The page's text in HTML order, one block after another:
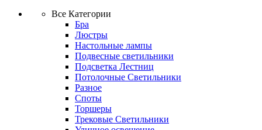
Все Категории
Бра
Люстры
Настольные лампы
Подвесные светильники
Подсветка Лестниц
Потолочные Светильники
Разное
Споты
Торшеры
Трековые Светильники